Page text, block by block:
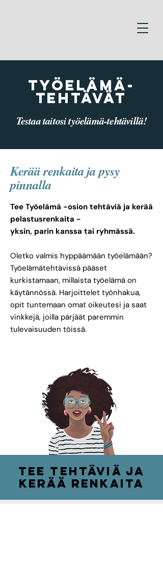
työelämä-
tehtävät
Testaa taitosi työelämä-tehtävillä!
Kerää renkaita ja pysy
pinnalla
Tee Työelämä -osion tehtäviä ja kerää
pelastusrenkaita -
yksin, parin kanssa tai ryhmässä.
Oletko valmis hyppäämään työelämään?
Työelämätehtävissä pääset
kurkistamaan, millaista työelämä on
käytännössä. Harjoittelet työnhakua,
opit tuntemaan omat oikeutesi ja saat
vinkkejä, joilla pärjäät paremmin
tulevaisuuden töissä.
tee tehtäviä ja
kerää renkaita